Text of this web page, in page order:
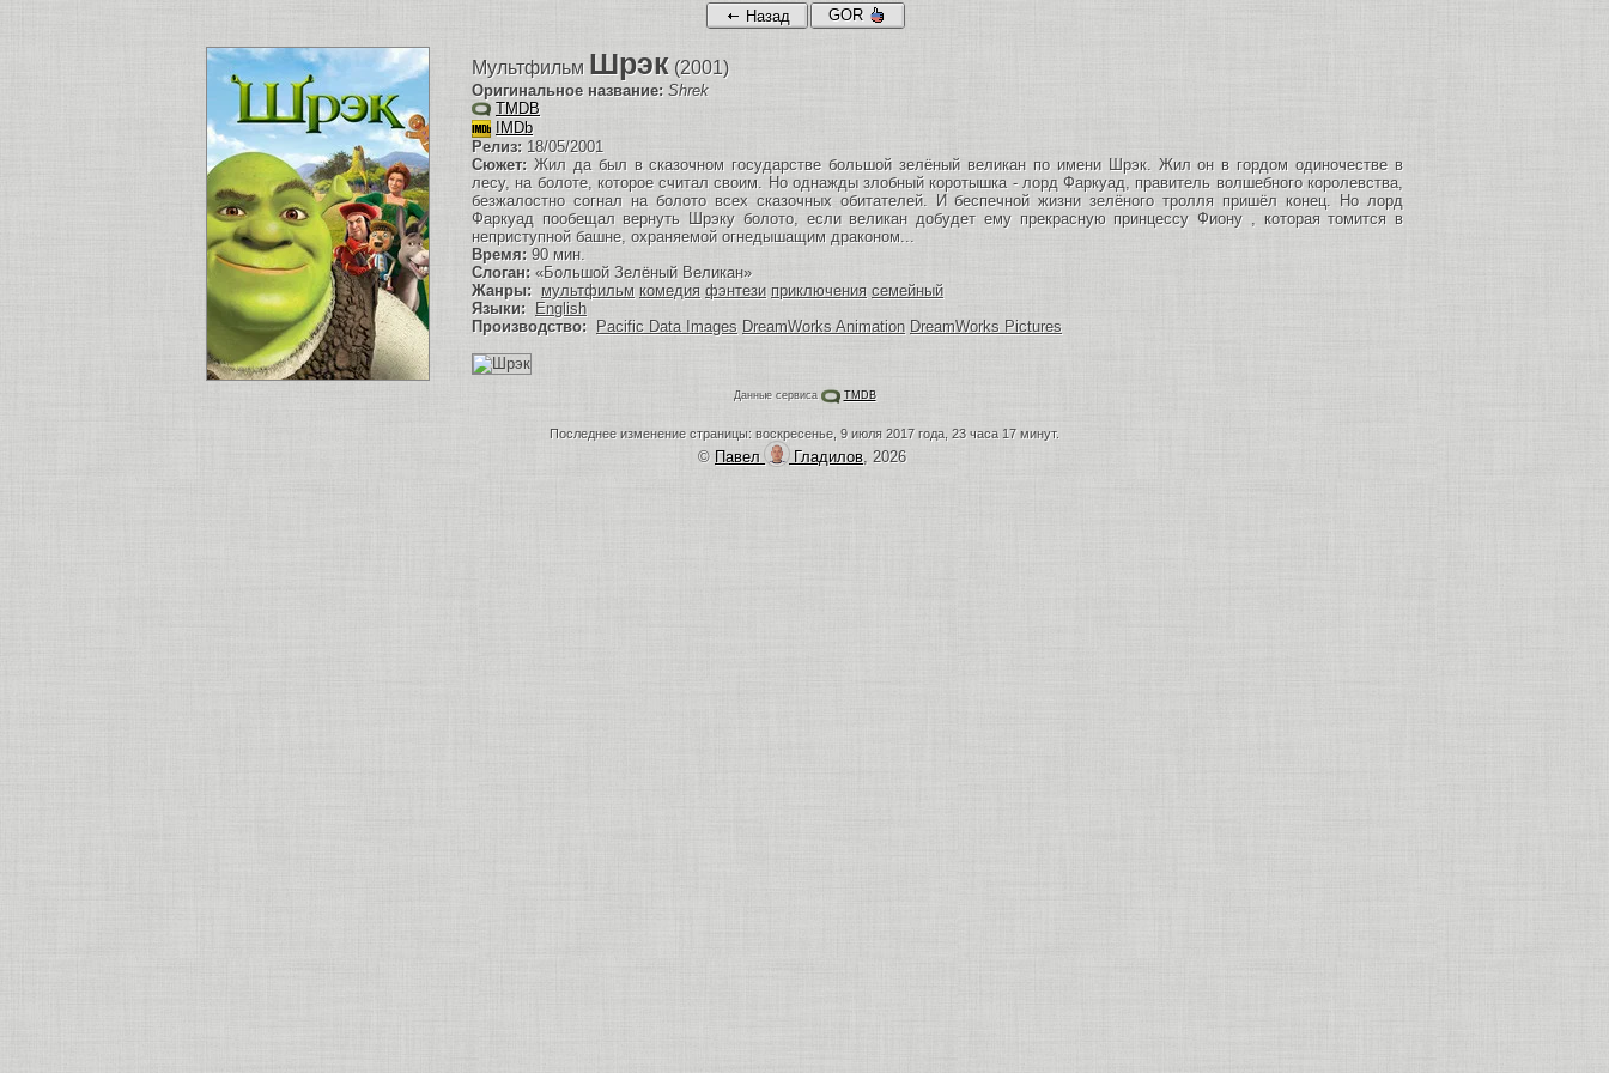
Назад GOR
Мультфильм Шрэк (2001)
Оригинальное название: Shrek
TMDB
IMDb
Релиз: 18/05/2001
Сюжет: Жил да был в сказочном государстве большой зелёный великан по имени Шрэк. Жил он в гордом одиночестве в
лесу, на болоте, которое считал своим. Но однажды злобный коротышка - лорд Фаркуад, правитель волшебного королевства,
безжалостно согнал на болото всех сказочных обитателей. И беспечной жизни зелёного тролля пришёл конец. Но лорд
Фаркуад пообещал вернуть Шрэку болото, если великан добудет ему прекрасную принцессу Фиону , которая томится в
неприступной башне, охраняемой огнедышащим драконом...
Время: 90 мин.
Слоган: «Большой Зелёный Великан»
Жанры: мультфильм комедия фэнтези приключения семейный
Языки:
English
Производство:
Pacific Data Images DreamWorks Animation DreamWorks Pictures
Данные сервиса TMDB
Последнее изменение страницы: воскресенье, 9 июля 2017 года, 23 часа 17 минут.
© Павел Гладилов, 2026